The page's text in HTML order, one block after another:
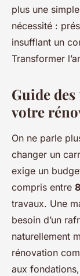
plus une
nécessité :
insufflant un
Transformer
Guide
votre
On ne parle
changer un
exige un
compris entre
travaux. Une
besoin d’un
naturellement
rénovation
aux